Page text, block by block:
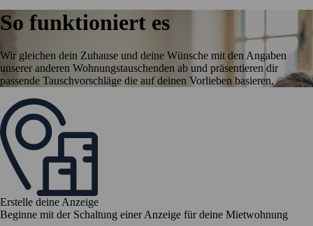
So funktioniert es
Wir gleichen dein Zuhause und deine Wünsche mit den Angaben
unserer anderen Wohnungstauschenden ab und präsentieren dir
passende Tauschvorschläge die auf deinen Vorlieben basieren.
Erstelle deine Anzeige
Beginne mit der Schaltung einer Anzeige für deine Mietwohnung